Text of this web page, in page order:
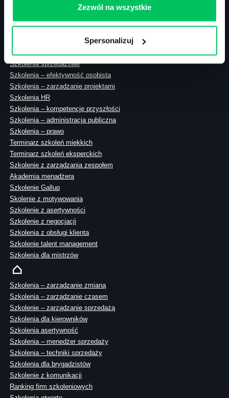
Zezwól na wszystkie
Spersonalizuj
Szkolenia menedżerskie
Szkolenia sprzedażowe
Szkolenia – efektywność osobista
Szkolenia – zarządzanie projektami
Szkolenia HR
Szkolenia – kompetencje przyszłości
Szkolenia – administracja publiczna
Szkolenia – prawo
Terminarz szkoleń miękkich
Terminarz szkoleń eksperckich
Szkolenie z zarządzania zespołem
Akademia menadżera
Szkolenie Gallup
Skolenie z motywowania
Szkolenie z asertywności
Szkolenie z negocjacji
Szkolenia z obsługi klienta
Szkolenie talent management
Szkolenia dla mistrzów
Szkolenia – zarządzanie zmianą
Szkolenia – zarządzanie czasem
Szkolenie – zarządzanie sprzedażą
Szkolenia dla kierowników
Szkolenia asertywność
Szkolenia – menedżer sprzedaży
Szkolenia – techniki sprzedaży
Szkolenia dla brygadzistów
Szkolenie z komunikacji
Ranking firm szkoleniowych